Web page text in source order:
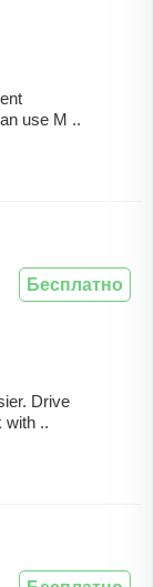
use M ..
Drive
with ..
Бесплатно